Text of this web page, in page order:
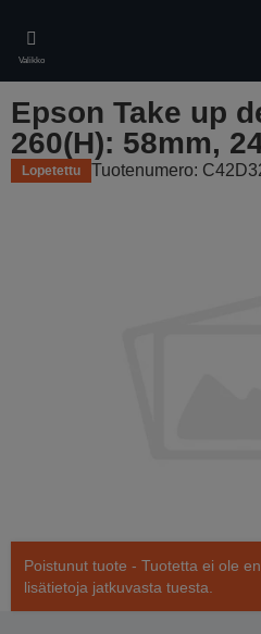
main
content
Valikko
Epson Take up
260(H): 58mm,
Lopetettu Tuotenumero:
Poistunut tuote - Tuotetta ei ole
lisätietoja jatkuvasta tuesta.